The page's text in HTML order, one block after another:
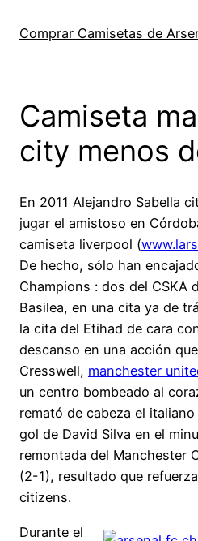
Comprar Camisetas de
Camiseta
city menos
En 2011 Alejandro Sabella
jugar el amistoso en
camiseta liverpool (
De hecho, sólo han
Champions : dos del CSKA
Basilea, en una cita ya de
la cita del Etihad de cara
descanso en una acción
Cresswell, manchester
un centro bombeado al
remató de cabeza el
gol de David Silva en el
remontada del Manchester
(2-1), resultado que
citizens.
Durante el